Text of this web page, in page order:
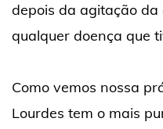
depois da agitação
qualquer doença que
Como vemos nossa
Lourdes tem o mais